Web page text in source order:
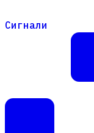
Сигнали